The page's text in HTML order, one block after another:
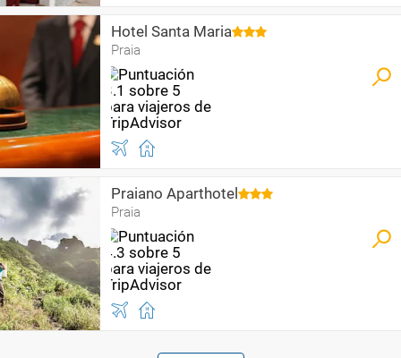
Hotel Santa Maria
Praia
Praiano Aparthotel
Praia